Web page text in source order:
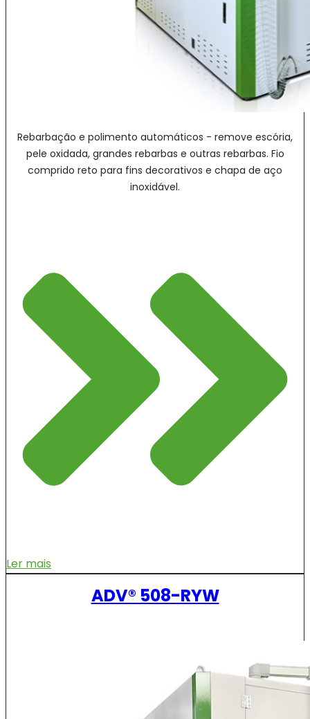
Rebarbação e polimento automáticos - remove escória,
pele oxidada, grandes rebarbas e outras rebarbas. Fio
comprido reto para fins decorativos e chapa de aço
inoxidável.
Ler mais
ADV® 508-RYW